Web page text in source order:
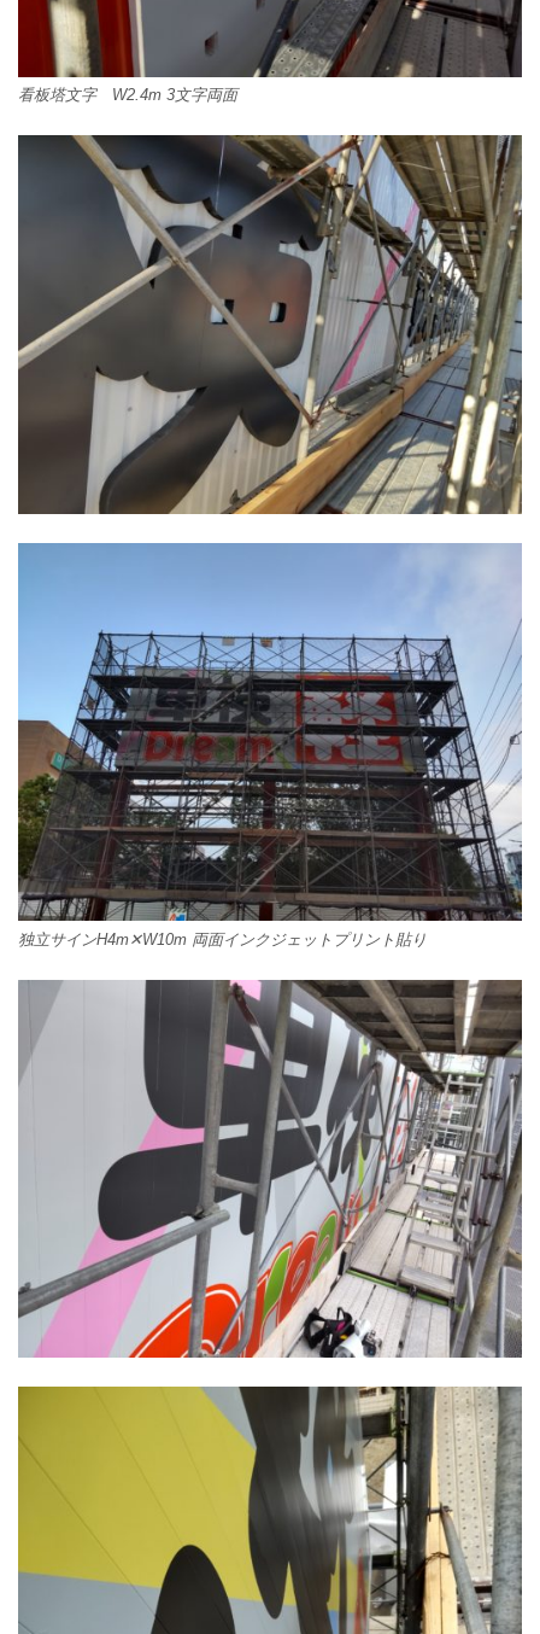
看板塔文字 W2.4m 3文字両面
独立サインH4m✕W10m 両面インクジェットプリント貼り